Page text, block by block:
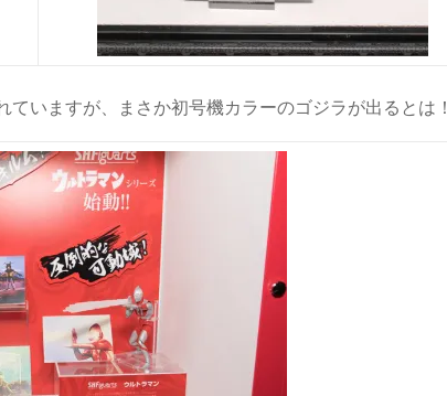
いますが、まさか初号機カラーのゴジラが出るとは